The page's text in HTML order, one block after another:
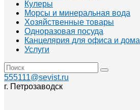
Кулеры
Морсы и минеральная вода
Хозяйственные товары
Одноразовая посуда
Канцелярия для офиса и дома
Услуги
555111@sevist.ru
г. Петрозаводск